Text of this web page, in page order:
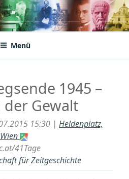
Societies
Menü
1945 –
Gewalt
15:30 | Heldenplatz,
41Tage
für Zeitgeschichte